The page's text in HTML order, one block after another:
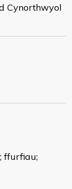
Cynorthwyol
ffurfiau;